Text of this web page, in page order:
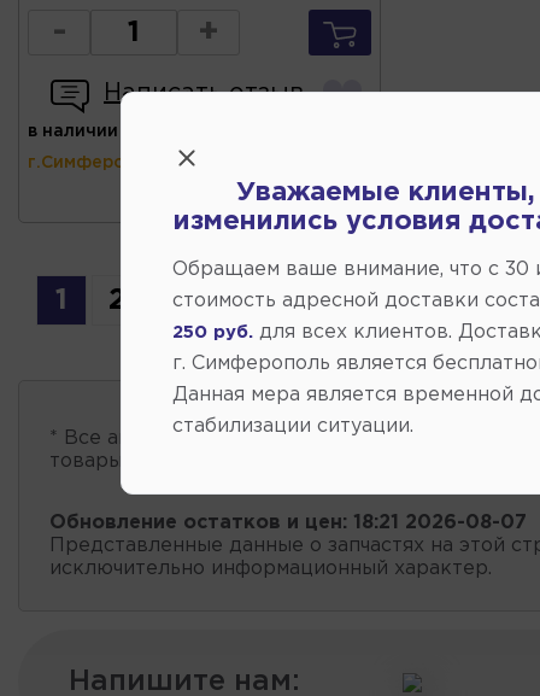
- +
Написать отзыв
в наличии
г.Симферополь)
1 2 3 4 5 6 7
* Все автозапчасти есть в наличии
товары проходит несколько раз в сутки.
Обновление остатков и цен: 18:21 2026-08-07
Представленные данные о запчастях на этой
исключительно информационный характер.
Напишите нам:
Уважаемые клиенты,
изменились условия
Обращаем ваше внимание, что c 30
стоимость адресной доставки
250 руб. для всех клиентов.
г. Симферополь является
Данная мера является временной
стабилизации ситуации.